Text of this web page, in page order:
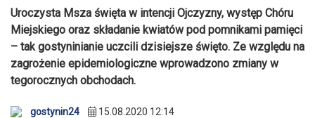
Uroczysta Msza święta w intencji Ojczyzny, występ Chóru
Miejskiego oraz składanie kwiatów pod pomnikami pamięci
– tak gostyninianie uczcili dzisiejsze święto. Ze względu na
zagrożenie epidemiologiczne wprowadzono zmiany w
tegorocznych obchodach.
gostynin24 15.08.2020 12:14